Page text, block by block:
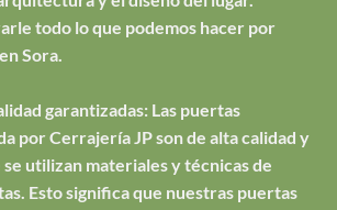
todo lo que podemos hacer por
Sora.
garantizadas: Las puertas
por Cerrajería JP son de alta calidad y
utilizan materiales y técnicas de
Esto significa que nuestras puertas